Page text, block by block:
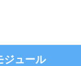
ジュール